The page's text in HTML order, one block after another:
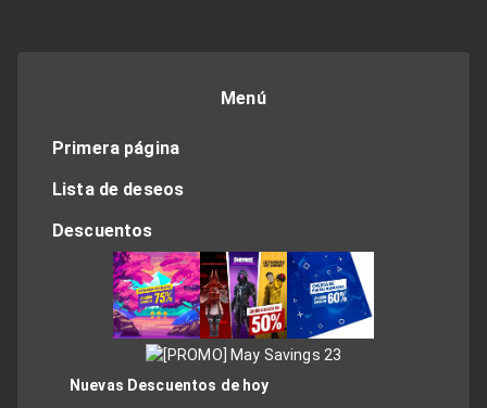
Menú
Primera página
Lista de deseos
Descuentos
Nuevas Descuentos de hoy